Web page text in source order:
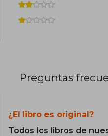
Preguntas
¿El libro es original?
Todos los libros de